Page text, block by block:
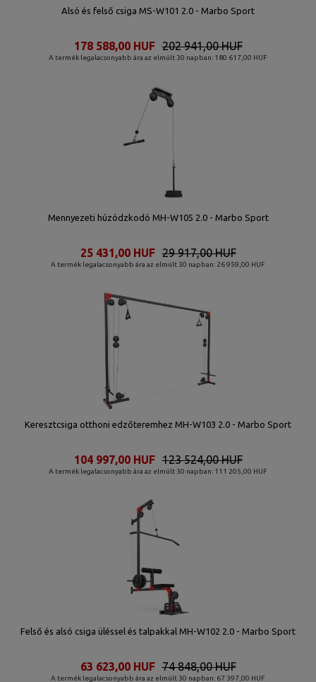
Alsó és felső csiga MS-W101 2.0 - Marbo Sport
A termék legalacsonyabb ára az elmúlt 30 napban: 180 617,00 HUF
202 941,00 HUF
178 588,00 HUF
Mennyezeti húzódzkodó MH-W105 2.0 - Marbo Sport
A termék legalacsonyabb ára az elmúlt 30 napban: 26 959,00 HUF
29 917,00 HUF
25 431,00 HUF
Keresztcsiga otthoni edzőteremhez MH-W103 2.0 - Marbo Sport
A termék legalacsonyabb ára az elmúlt 30 napban: 111 205,00 HUF
123 524,00 HUF
104 997,00 HUF
Felső és alsó csiga üléssel és talpakkal MH-W102 2.0 - Marbo Sport
A termék legalacsonyabb ára az elmúlt 30 napban: 67 397,00 HUF
74 848,00 HUF
63 623,00 HUF